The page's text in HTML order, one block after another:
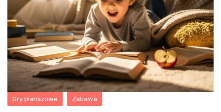
Gry planszowe Zabawa